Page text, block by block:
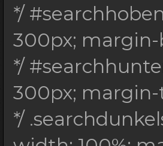
*/
300px;
*/
300px; margin-
*/